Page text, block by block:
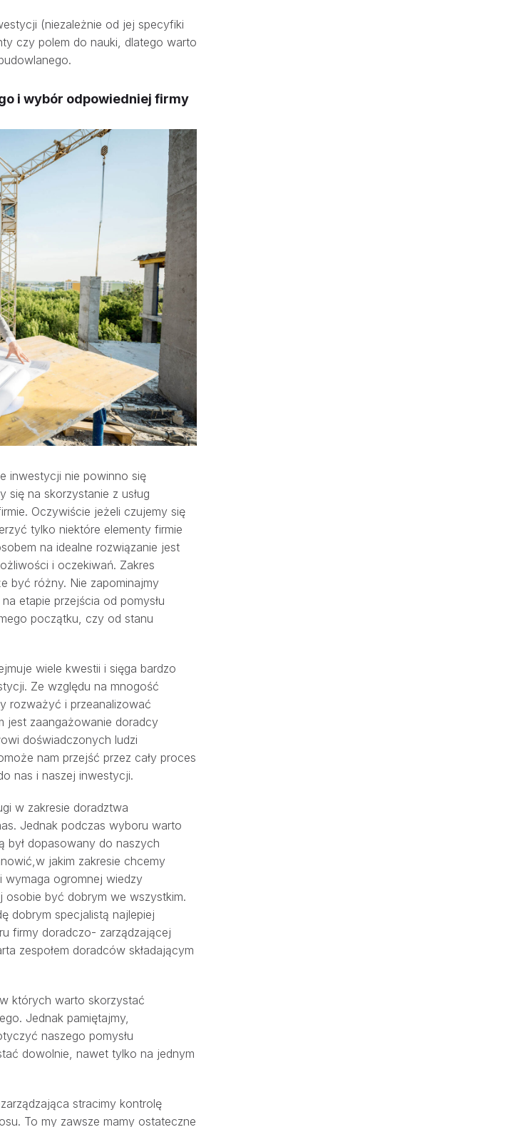
(niezależnie od jej specyfiki
czy polem do nauki, dlatego warto
i wybór odpowiedniej firmy
inwestycji nie powinno się
się na skorzystanie z usług
Oczywiście jeżeli czujemy się
tylko niektóre elementy firmie
na idealne rozwiązanie jest
i oczekiwań. Zakres
być różny. Nie zapominajmy
etapie przejścia od pomysłu
początku, czy od stanu
wiele kwestii i sięga bardzo
Ze względu na mnogość
rozważyć i przeanalizować
jest zaangażowanie doradcy
doświadczonych ludzi
nam przejść przez cały proces
nas i naszej inwestycji.
w zakresie doradztwa
Jednak podczas wyboru warto
był dopasowany do naszych
jakim zakresie chcemy
wymaga ogromnej wiedzy
osobie być dobrym we wszystkim.
dobrym specjalistą najlepiej
firmy doradczo- zarządzającej
zespołem doradców składającym
których warto skorzystać
Jednak pamiętajmy,
naszego pomysłu
dowolnie, nawet tylko na jednym
stracimy kontrolę
To my zawsze mamy ostateczne